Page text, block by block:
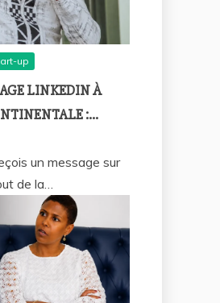
up
LINKEDIN À
:
AVEC BIRAHIM
un message sur
de la…